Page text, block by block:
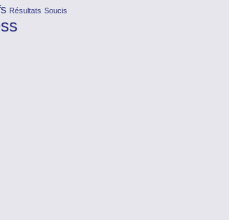
Résultats Soucis